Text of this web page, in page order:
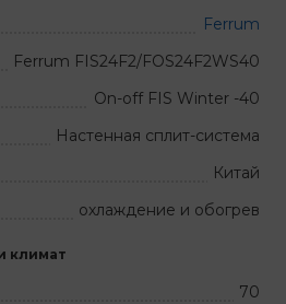
Ferrum
Ferrum FIS24F2/FOS24F2WS40
On-off FIS Winter -40
Настенная сплит-система
Китай
охлаждение и обогрев
климат
70